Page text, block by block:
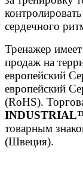
сердечного
Тренажер
продаж на
европейский
европейский
(RoHS).
товарным
(Швеция).